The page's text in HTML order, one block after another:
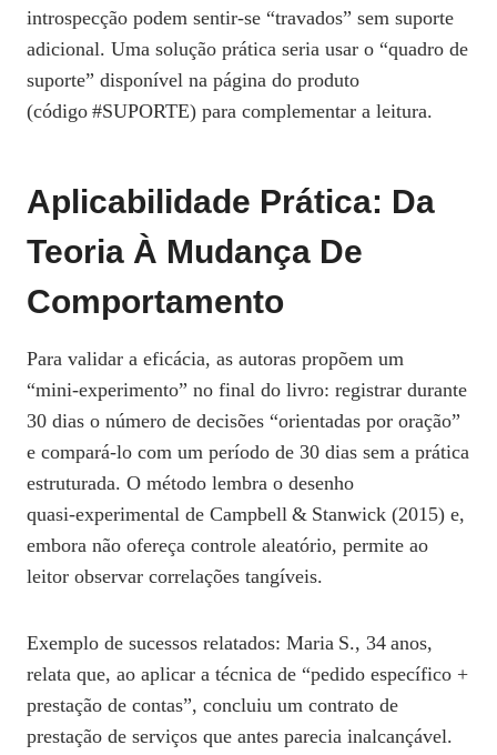
introspecção podem sentir-se “travados” sem suporte
adicional. Uma solução prática seria usar o “quadro de
suporte” disponível na página do produto
(código #SUPORTE) para complementar a leitura.
Aplicabilidade Prática: Da
Teoria À Mudança De
Comportamento
Para validar a eficácia, as autoras propõem um
“mini‑experimento” no final do livro: registrar durante
30 dias o número de decisões “orientadas por oração”
e compará‑lo com um período de 30 dias sem a prática
estruturada. O método lembra o desenho
quasi‑experimental de Campbell & Stanwick (2015) e,
embora não ofereça controle aleatório, permite ao
leitor observar correlações tangíveis.
Exemplo de sucessos relatados: Maria S., 34 anos,
relata que, ao aplicar a técnica de “pedido específico +
prestação de contas”, concluiu um contrato de
prestação de serviços que antes parecia inalcançável.